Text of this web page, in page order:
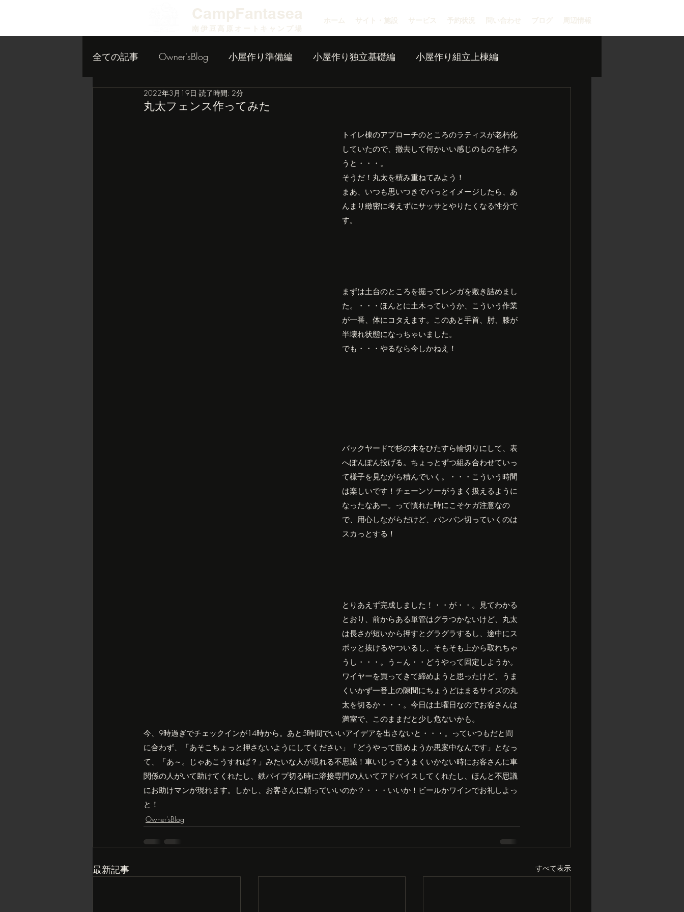
​CampFantasea ホーム サイト・施設 サービス 予約状況 問い合わせ ブログ 周辺情報
南伊豆高原オートキャンプ場
全ての記事 Owner'sBlog 小屋作り準備編 小屋作り独立基礎編 小屋作り組立上棟編
小屋作り内装編
丸太フェンス作ってみた
2022年3月19日 読了時間: 2分
トイレ棟のアプローチのところのラティスが老朽化
していたので、撤去して何かいい感じのものを作ろ
うと・・・。
そうだ！丸太を積み重ねてみよう！
まあ、いつも思いつきでパっとイメージしたら、あ
んまり緻密に考えずにサッサとやりたくなる性分で
す。
まずは土台のところを掘ってレンガを敷き詰めまし
た。・・・ほんとに土木っていうか、こういう作業
が一番、体にコタえます。このあと手首、肘、膝が
半壊れ状態になっちゃいました。
でも・・・やるなら今しかねえ！
バックヤードで杉の木をひたすら輪切りにして、表
へぽんぽん投げる。ちょっとずつ組み合わせていっ
て様子を見ながら積んでいく。・・・こういう時間
は楽しいです！チェーンソーがうまく扱えるように
なったなあー。って慣れた時にこそケガ注意なの
で、用心しながらだけど、バンバン切っていくのは
スカっとする！
とりあえず完成しました！・・が・・。見てわかる
とおり、前からある単管はグラつかないけど、丸太
は長さが短いから押すとグラグラするし、途中にス
ポッと抜けるやついるし、そもそも上から取れちゃ
うし・・・。う～ん・・どうやって固定しようか。
ワイヤーを買ってきて締めようと思ったけど、うま
くいかず一番上の隙間にちょうどはまるサイズの丸
太を切るか・・・。今日は土曜日なのでお客さんは
満室で、このままだと少し危ないかも。
今、9時過ぎでチェックインが14時から。あと5時間でいいアイデアを出さないと・・・。っていつもだと間
に合わず、「あそこちょっと押さないようにしてください」「どうやって留めようか思案中なんです」となっ
て、「あ～。じゃあこうすれば？」みたいな人が現れる不思議！車いじってうまくいかない時にお客さんに車
関係の人がいて助けてくれたし、鉄パイプ切る時に溶接専門の人いてアドバイスしてくれたし、ほんと不思議
にお助けマンが現れます。しかし、お客さんに頼っていいのか？・・・いいか！ビールかワインでお礼しよっ
と！
Owner'sBlog
最新記事 すべて表示